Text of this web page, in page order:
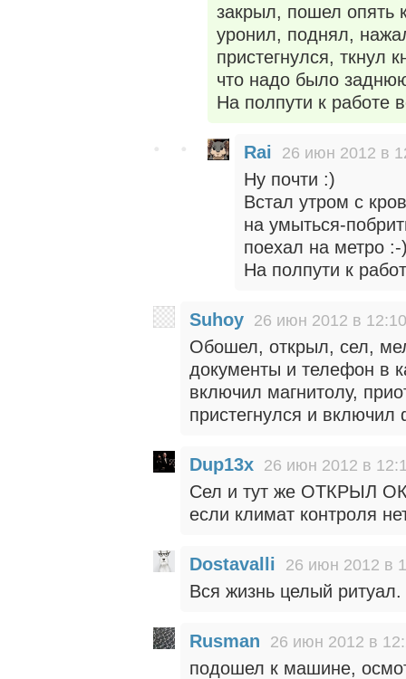
закрыл, пошел опять
уронил, поднял,
пристегнулся, ткнул
что надо было
На полпути к работе
Rai 26 июн 2012 в
Ну почти :)
Встал утром с
на умыться-
поехал на метро :-
На полпути к
Suhoy 26 июн 2012 в 12:10
Обошел, открыл, сел,
документы и телефон в
включил магнитолу,
пристегнулся и
Dup13x 26 июн 2012 в
Сел и тут же ОТКРЫЛ
если климат контроля
Dostavalli 26 июн 2012 в
Вся жизнь целый
Rusman 26 июн 2012 в
подошел к машине,